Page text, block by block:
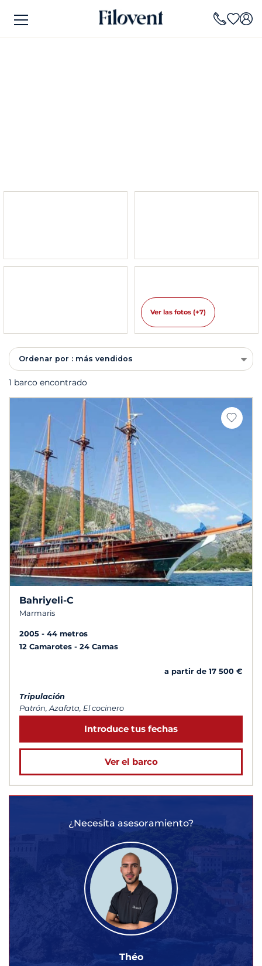
Ver las fotos (+7)
Ordenar por : más vendidos
1 barco encontrado
Bahriyeli-C
Marmaris
2005
44 metros
12 Camarotes
24 Camas
a partir de 17 500 €
Tripulación
Patrón, Azafata, El cocinero
Introduce tus fechas
Ver el barco
¿Necesita asesoramiento?
Théo